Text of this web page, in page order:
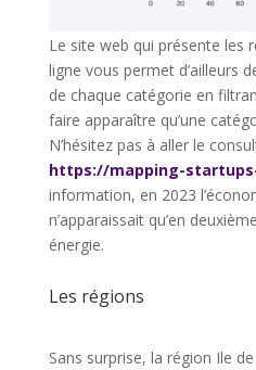
Le site web qui présente les
ligne vous permet d’ailleurs
de chaque catégorie en
faire apparaître qu’une
N’hésitez pas à aller le
https://mapping-
information, en 2023
n’apparaissait qu’en
énergie.
Les régions
Sans surprise, la région Ile